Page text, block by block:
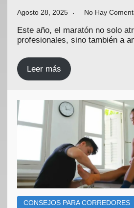
Agosto 28, 2025 No Hay
Este año, el maratón no solo
profesionales, sino también a
Leer más
CONSEJOS PARA CORREDORES